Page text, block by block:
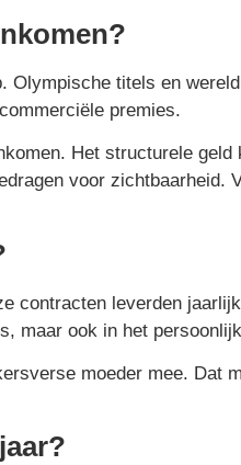
titels en
premies.
Het structurele
voor zichtbaarheid.
contracten leverden
maar ook in het
moeder mee. Dat